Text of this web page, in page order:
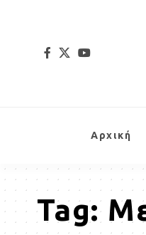
Αρχική
Tag: